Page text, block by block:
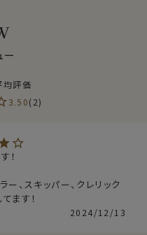
ブリックは、暑いと
。
た素材です。
着心地
。
レにくく、快適さを
、この高機能ドライ
ー
3.50 2
2024/12/13
！
ー、スキッパー、クレリック
ます！